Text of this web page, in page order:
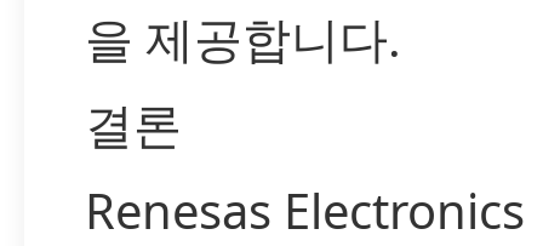
을 제공합니다.
결론
Renesas Electronics